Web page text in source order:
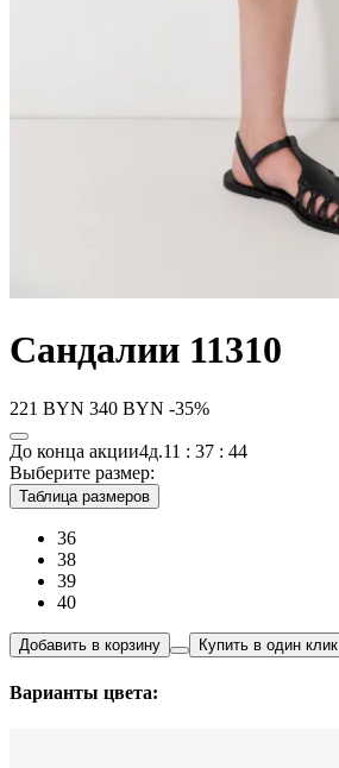
Сандалии 11310
221 BYN 340 BYN -35%
До конца акции4д.11 : 37 : 44
Выберите размер:
Таблица размеров
36
38
39
40
Добавить в корзину Купить в один клик
Варианты цвета: